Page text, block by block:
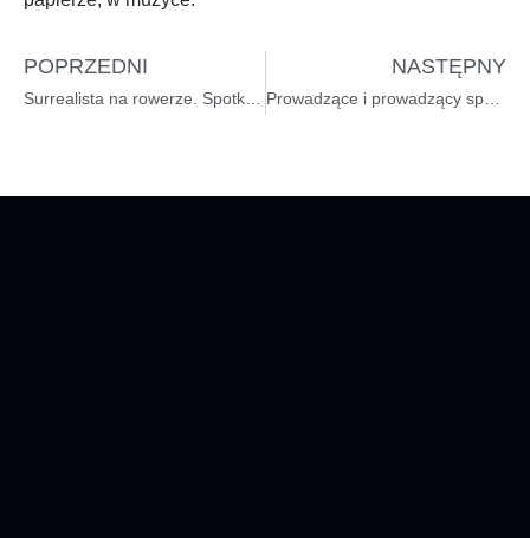
POPRZEDNI NASTĘPNY
Prowadzące i prowadzący spotkania autorskie